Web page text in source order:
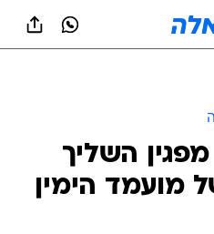
השליך
מועמד הימין